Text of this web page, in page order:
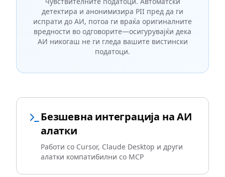
детектира и анонимизира PII пред да ги
испрати до АИ, потоа ги враќа оригиналните
вредности во одговорите—осигурувајќи дека
АИ никогаш не ги гледа вашите вистински
податоци.
Безшевна интеграција на АИ
алатки
Работи со Cursor, Claude Desktop и други
алатки компатибилни со MCP